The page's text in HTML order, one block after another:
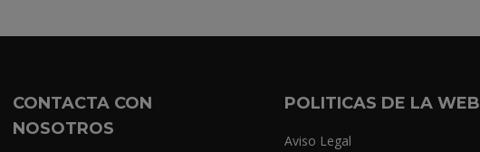
CONTACTA CON
NOSOTROS
POLITICAS DE LA WEB
Aviso Legal